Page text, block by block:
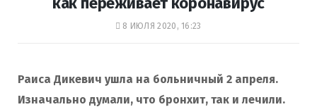
8 ИЮЛЯ 2020, 16:23
Раиса Дикевич ушла на больничный 2 апреля.
Изначально думали, что бронхит, так и лечили.